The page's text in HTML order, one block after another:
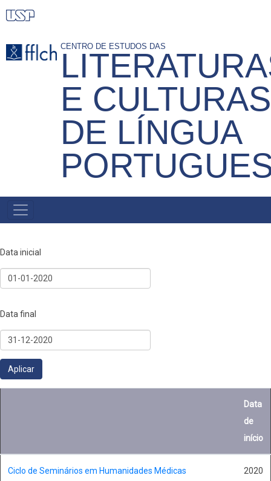
Pular
conteúdo
CENTRO DE ESTUDOS DAS
E CULTURAS
DE LÍNGUA
MENU
PRINCIPAL
Data inicial
Data final
Data
de
início
Ciclo de Seminários em Humanidades Médicas 2020